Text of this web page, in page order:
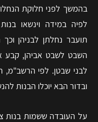
בהמשך לפני חלוקת
לפיה במידה וינשאו
תועבר נחלתן לבניהן
השבט לשבט אביהן, קבע
לבני שבטן. לפי הרשב"מ,
ובדור הבא יוכלו הבנות
על העובדה ששמות בנות